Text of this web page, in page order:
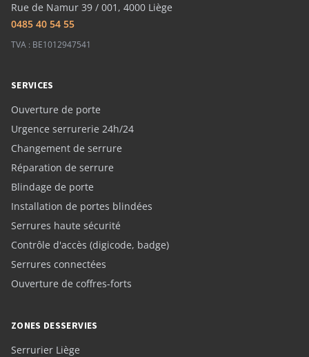
Rue de Namur 39 / 001, 4000 Liège
0485 40 54 55
TVA : BE1012947541
SERVICES
Ouverture de porte
Urgence serrurerie 24h/24
Changement de serrure
Réparation de serrure
Blindage de porte
Installation de portes blindées
Serrures haute sécurité
Contrôle d'accès (digicode, badge)
Serrures connectées
Ouverture de coffres-forts
ZONES DESSERVIES
Serrurier Liège